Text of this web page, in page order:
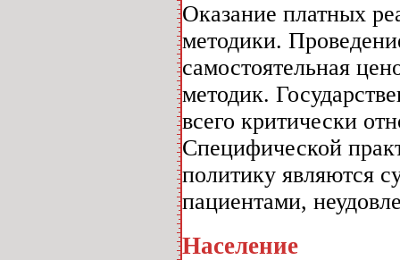
Оказание платных
методики.
самостоятельная
методик.
всего критически
Специфической
политику являются
пациентами,
Население